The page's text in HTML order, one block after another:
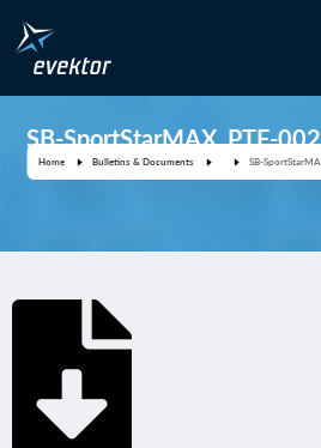
SB-SportStarMAX_PTF-
Home Bulletins & Documents SB-